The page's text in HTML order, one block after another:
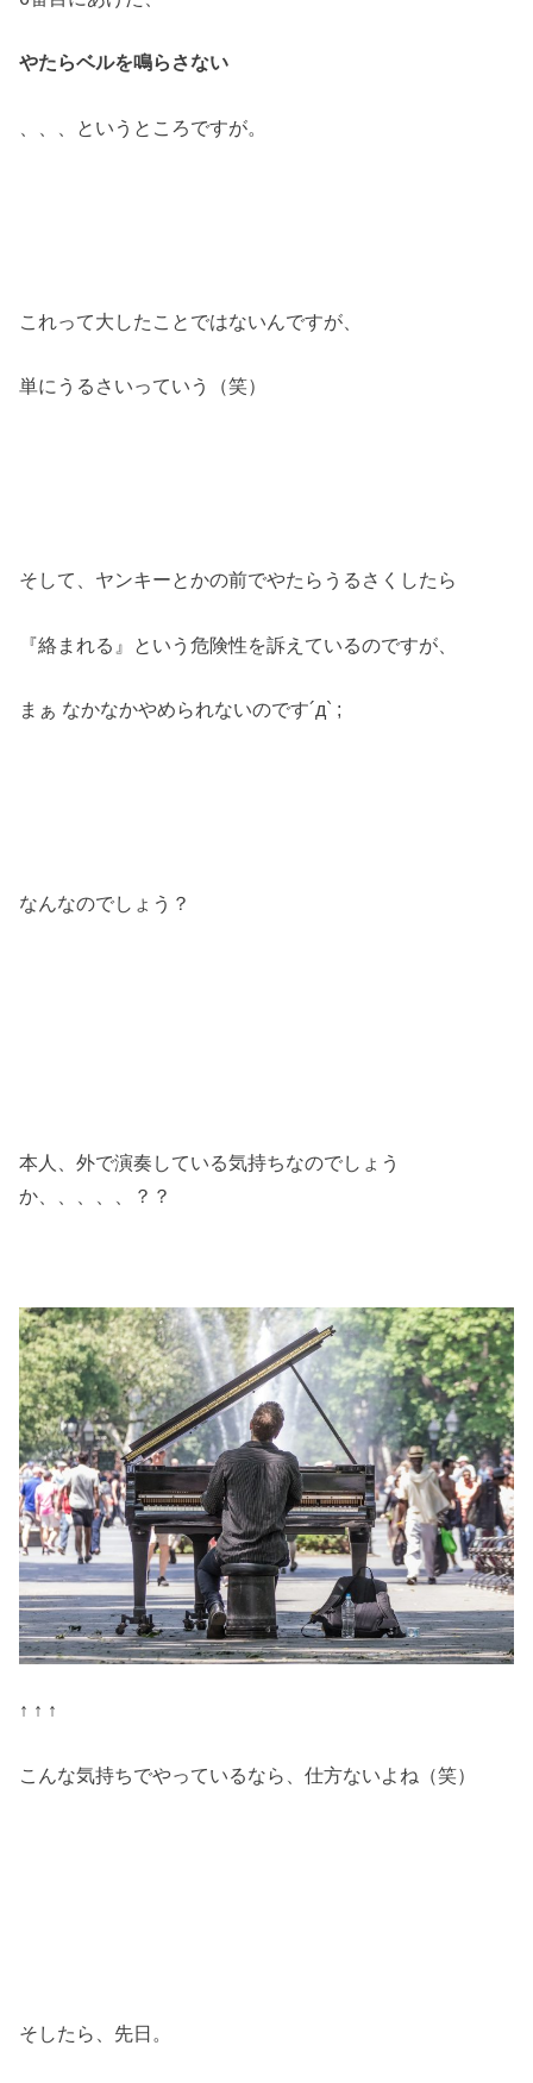
やたらベルを鳴らさない
、、、というところですが。
これって大したことではないんですが、
単にうるさいっていう（笑）
そして、ヤンキーとかの前でやたらうるさくしたら
『絡まれる』という危険性を訴えているのですが、
まぁ なかなかやめられないのです´д` ;
なんなのでしょう？
本人、外で演奏している気持ちなのでしょう
か、、、、、？？
↑ ↑ ↑
こんな気持ちでやっているなら、仕方ないよね（笑）
そしたら、先日。